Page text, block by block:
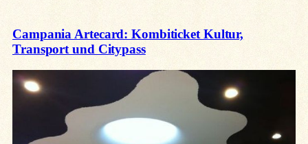
Campania Artecard: Kombiticket Kultur,
Transport und Citypass